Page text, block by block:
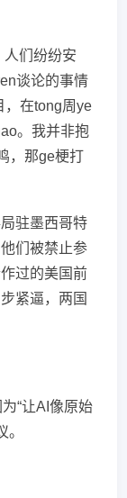
们纷纷安
谈论的事情
在tong周ye
。我并非抱
，那ge梗打
驻墨西哥特
们被禁止参
过的美国前
紧逼，两国
“让AI像原始